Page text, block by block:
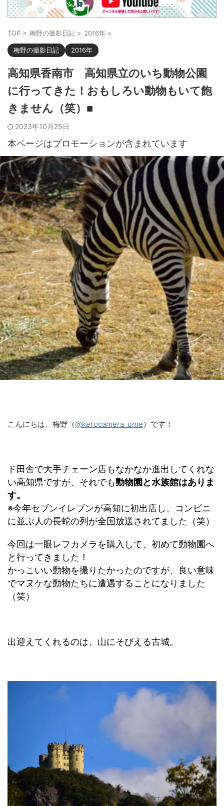
TOP > 梅野の撮影日記 > 2016年 >
梅野の撮影日記 2016年
高知県香南市 高知県立のいち動物公園
に行ってきた！おもしろい動物もいて飽
きません（笑）■
2023年10月25日
本ページはプロモーションが含まれています
こんにちは、梅野（@kerocamera_ume）です！
ド田舎で大手チェーン店もなかなか進出してくれな
い高知県ですが、それでも動物園と水族館はありま
す。
※今年セブンイレブンが高知に初出店し、コンビニ
に並ぶ人の長蛇の列が全国放送されてました（笑）
今回は一眼レフカメラを購入して、初めて動物園へ
と行ってきました！
かっこいい動物を撮りたかったのですが、良い意味
でマヌケな動物たちに遭遇することになりました
（笑）
出迎えてくれるのは、山にそびえる古城。